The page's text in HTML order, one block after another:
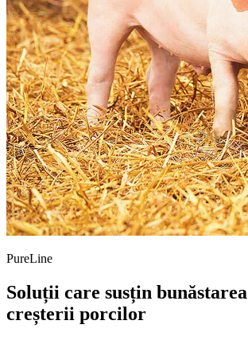
PureLine
Soluții care susțin
creșterii porcilor